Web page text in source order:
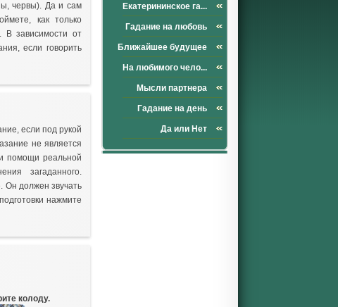
червы). Да и сам
как только
В зависимости от
если говорить
если под рукой
не является
помощи реальной
загаданного.
Он должен звучать
нажмите
колоду.
Екатерининское га...
Гадание на любовь
Ближайшее будущее
На любимого чело...
Мысли партнера
Гадание на день
Да или Нет